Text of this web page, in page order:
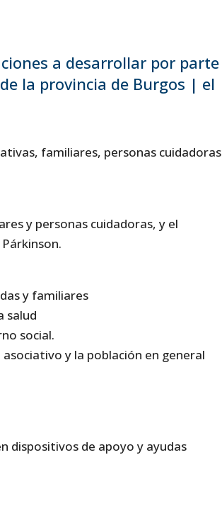
a desarrollar por parte
la provincia de Burgos | el
familiares, personas cuidadoras
y personas cuidadoras, y el
y familiares
salud
social.
y la población en general
dispositivos de apoyo y ayudas